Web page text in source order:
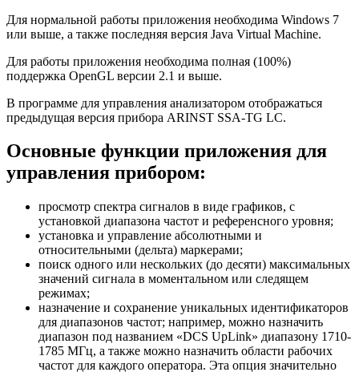
Для нормальной работы приложения необходима Windows 7
или выше, а также последняя версия Java Virtual Machine.
Для работы приложения необходима полная (100%)
поддержка OpenGL версии 2.1 и выше.
В программе для управления анализатором отображаться
предыдущая версия прибора ARINST SSA-TG LC.
Основные функции приложения для
управления прибором:
просмотр спектра сигналов в виде графиков, с
установкой диапазона частот и референсного уровня;
установка и управление абсолютными и
относительными (дельта) маркерами;
поиск одного или нескольких (до десяти) максимальных
значений сигнала в моментальном или следящем
режимах;
назначение и сохранение уникальных идентификаторов
для диапазонов частот; например, можно назначить
диапазон под названием «DCS UpLink» диапазону 1710-
1785 МГц, а также можно назначить области рабочих
частот для каждого оператора. Эта опция значительно